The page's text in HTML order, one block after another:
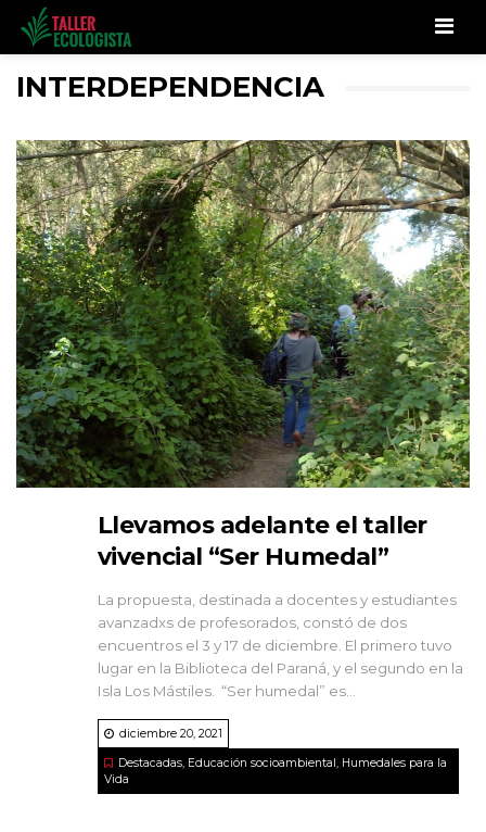
INTERDEPENDENCIA
Llevamos adelante el taller
vivencial “Ser Humedal”
La propuesta, destinada a docentes y estudiantes
avanzadxs de profesorados, constó de dos
encuentros el 3 y 17 de diciembre. El primero tuvo
lugar en la Biblioteca del Paraná, y el segundo en la
Isla Los Mástiles. “Ser humedal” es...
diciembre 20, 2021
Destacadas, Educación socioambiental , Humedales para la
Vida